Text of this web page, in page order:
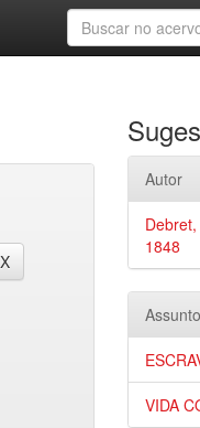
Autor
1848
Assunto
VIDA